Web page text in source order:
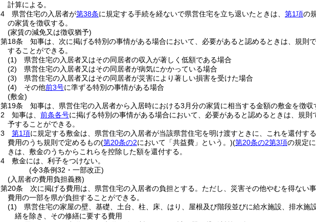
計算による。
4
県営住宅の入居者が第38条に規定する手続を経ないで県営住宅を立ち退いたときは、 第1項の
の家賃を徴収する。
(家賃の減免又は徴収猶予)
第18条
知事は、次に掲げる特別の事情がある場合において、必要があると認めるときは、規則
することができる。
(1)
県営住宅の入居者又はその同居者の収入が著しく低額である場合
(2)
県営住宅の入居者又はその同居者が病気にかかっている場合
(3)
県営住宅の入居者又はその同居者が災害により著しい損害を受けた場合
(4)
その他前3号に準ずる特別の事情がある場合
(敷金)
第19条
知事は、県営住宅の入居者から入居時における3月分の家賃に相当する金額の敷金を徴収
2
知事は、 前条各号に掲げる特別の事情がある場合において、必要があると認めるときは、規
予することができる。
3
第1項に規定する敷金は、県営住宅の入居者が当該県営住宅を明け渡すときに、これを還付する
費用のうち規則で定めるもの(第20条の2において「共益費」という。)(第20条の2第3項の規定
きは、敷金のうちからこれらを控除した額を還付する。
4
敷金には、利子をつけない。
(令3条例32・一部改正)
(入居者の費用負担義務)
第20条
次に掲げる費用は、県営住宅の入居者の負担とする。 ただし、災害その他やむを得ない
費用の一部を県が負担することができる。
(1)
県営住宅の家屋の壁、基礎、土台、柱、床、はり、屋根及び階段並びに給水施設、排水
繕を除き、その修繕に要する費用